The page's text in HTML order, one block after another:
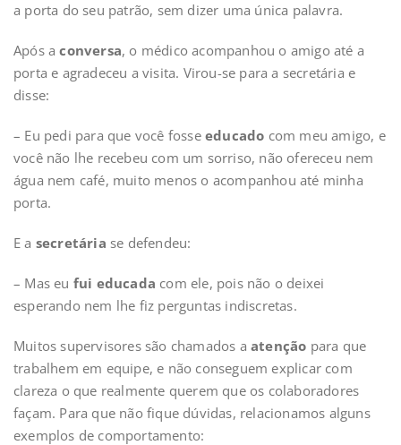
a porta do seu patrão, sem dizer uma única palavra.
Após aconversa, o médico acompanhou o amigo até a
porta e agradeceu a visita. Virou-se para a secretária e
disse:
– Eu pedi para que você fosseeducado com meu amigo, e
você não lhe recebeu com um sorriso, não ofereceu nem
água nem café, muito menos o acompanhou até minha
porta.
E a secretária se defendeu:
– Mas eu fui educada com ele, pois não o deixei
esperando nem lhe fiz perguntas indiscretas.
Muitos supervisores são chamados a atenção para que
trabalhem em equipe, e não conseguem explicar com
clareza o que realmente querem que os colaboradores
façam. Para que não fique dúvidas, relacionamos alguns
exemplos de comportamento: